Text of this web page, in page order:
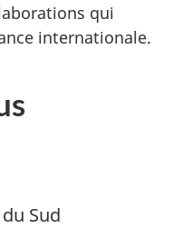
qui
internationale.
Sud